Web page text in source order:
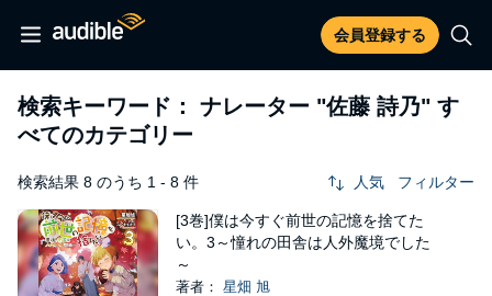
会員登録する
検索キーワード： ナレーター "佐藤 詩乃" す
べてのカテゴリー
検索結果 8 のうち 1 - 8 件 人気 フィルター
[3巻]僕は今すぐ前世の記憶を捨てた
い。3～憧れの田舎は人外魔境でした
～
著者： 星畑 旭